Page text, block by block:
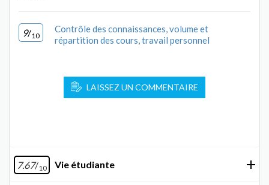
9/10
Contrôle des connaissances, volume et
répartition des cours, travail personnel
LAISSEZ UN COMMENTAIRE
7.67/10 Vie étudiante